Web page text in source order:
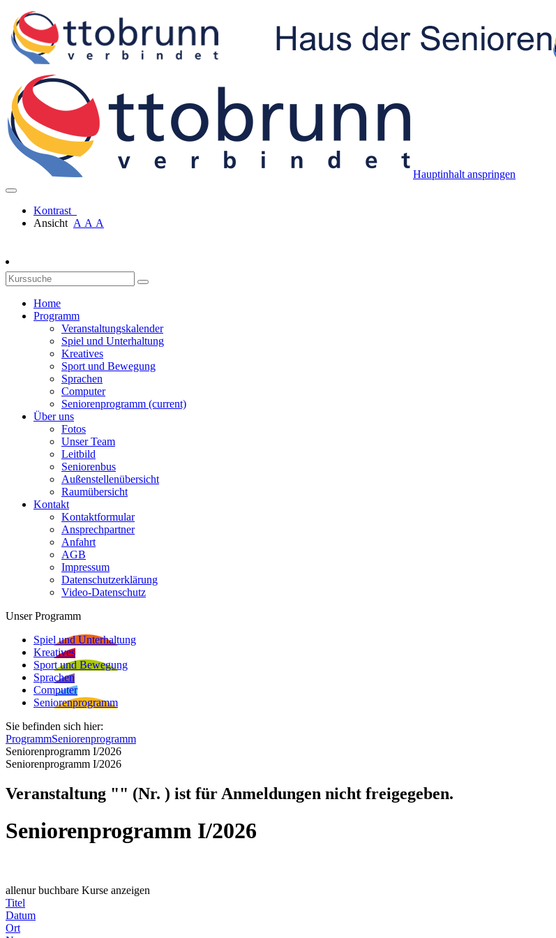
Hauptinhalt anspringen
Kontrast
Ansicht A A A
Home
Programm
Veranstaltungskalender
Spiel und Unterhaltung
Kreatives
Sport und Bewegung
Sprachen
Computer
Seniorenprogramm (current)
Über uns
Fotos
Unser Team
Leitbild
Seniorenbus
Außenstellenübersicht
Raumübersicht
Kontakt
Kontaktformular
Ansprechpartner
Anfahrt
AGB
Impressum
Datenschutzerklärung
Video-Datenschutz
Unser Programm
Spiel und Unterhaltung
Kreatives
Sport und Bewegung
Sprachen
Computer
Seniorenprogramm
Sie befinden sich hier:
ProgrammSeniorenprogramm
Seniorenprogramm I/2026
Seniorenprogramm I/2026
Veranstaltung "" (Nr. ) ist für Anmeldungen nicht freigegeben.
Seniorenprogramm I/2026
allenur buchbare Kurse anzeigen
Titel
Datum
Ort